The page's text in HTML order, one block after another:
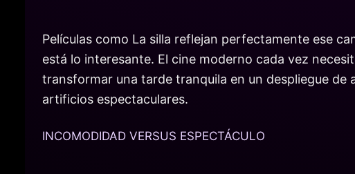
Películas como La silla reflejan perfectamente ese
está lo interesante. El cine moderno cada vez
transformar una tarde tranquila en un despliegue de
artificios espectaculares.
INCOMODIDAD VERSUS ESPECTÁCULO